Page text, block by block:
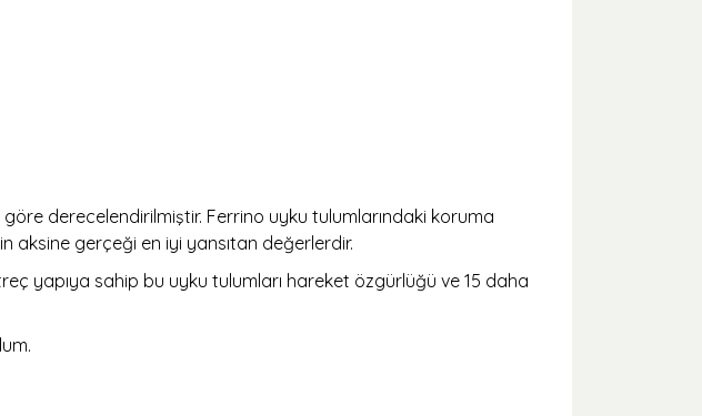
göre derecelendirilmiştir. Ferrino uyku tulumlarındaki koruma
aksine gerçeği en iyi yansıtan değerlerdir.
yapıya sahip bu uyku tulumları hareket özgürlüğü ve 15 daha